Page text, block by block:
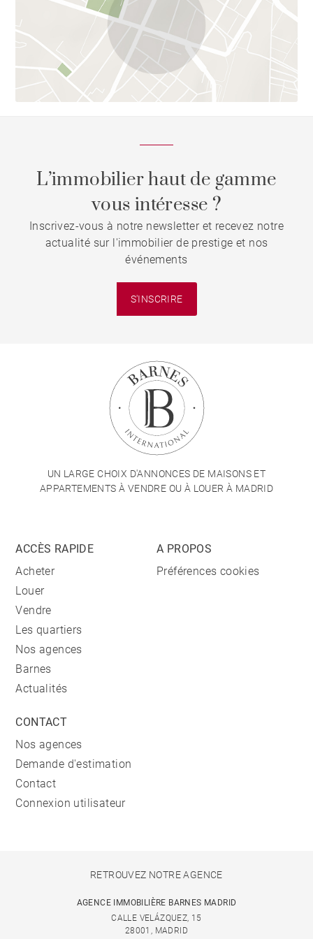
L’immobilier haut de gamme
vous intéresse ?
Inscrivez-vous à notre newsletter et recevez notre
actualité sur l'immobilier de prestige et nos
événements
S'INSCRIRE
UN LARGE CHOIX D'ANNONCES DE MAISONS ET
APPARTEMENTS À VENDRE OU À LOUER À MADRID
ACCÈS RAPIDE
Acheter
Louer
Vendre
Les quartiers
Nos agences
Barnes
Actualités
A PROPOS
Préférences cookies
CONTACT
Nos agences
Demande d'estimation
Contact
Connexion utilisateur
RETROUVEZ NOTRE AGENCE
AGENCE IMMOBILIÈRE BARNES MADRID
CALLE VELÁZQUEZ, 15
28001, MADRID